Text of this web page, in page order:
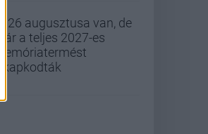
2026 augusztusa van, de
már a teljes 2027-es
memóriatermést
elkapkodták